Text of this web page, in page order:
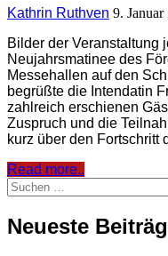
Kathrin Ruthven 9. Januar
Bilder der Veranstaltung
Neujahrsmatinee des
Messehallen auf den
begrüßte die Intendatin
zahlreich erschienen
Zuspruch und die
kurz über den
Read more..
Suchen
nach:
Neueste